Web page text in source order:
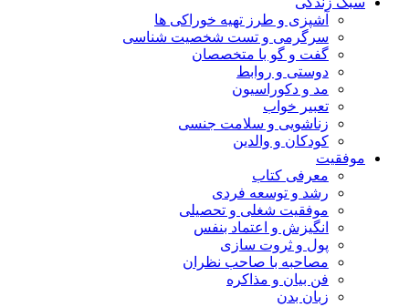
آشپزی و طرز تهیه خوراکی ها
سرگرمی و تست شخصیت شناسی
گفت و گو با متخصصان
دوستی و روابط
مد و دکوراسیون
تعبیر خواب
زناشویی و سلامت جنسی
کودکان و والدین
موفقیت
معرفی کتاب
رشد و توسعه فردی
موفقیت شغلی و تحصیلی
انگیزش و اعتماد بنفس
پول و ثروت سازی
مصاحبه با صاحب نظران
فن بیان و مذاکره
زبان بدن